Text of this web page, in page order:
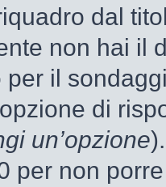
dal
non hai il
per il
di
un’opzione
per non